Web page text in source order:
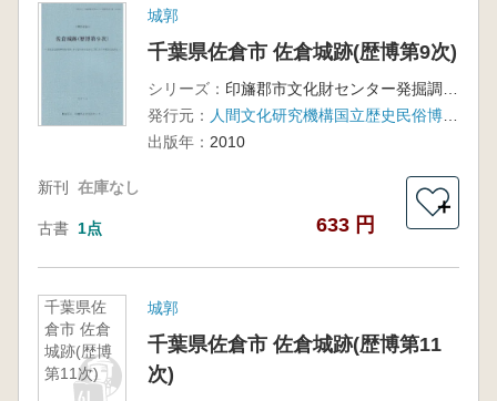
城郭
千葉県佐倉市 佐倉城跡(歴博第9次)
シリーズ：
発行元：
人間文化研究機構国立歴史民俗博物館
出版年： 2010
新刊 在庫なし
古書 1点 633 円
＋
千葉県佐
倉市 佐倉
城跡(歴博
第11次)
城郭
千葉県佐倉市 佐倉城跡(歴博第11
次)